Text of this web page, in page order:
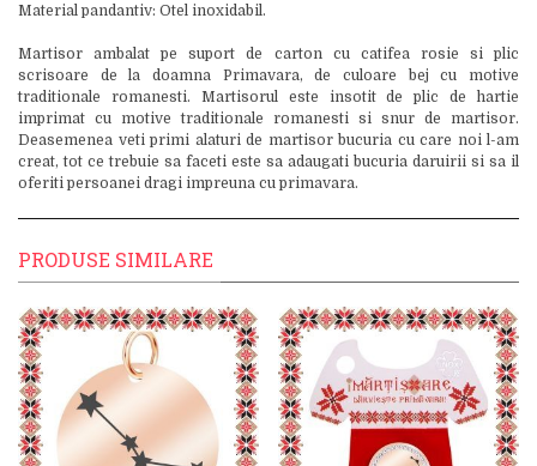
Material pandantiv: Otel inoxidabil.
Martisor ambalat pe suport de carton cu catifea rosie si plic
scrisoare de la doamna Primavara, de culoare bej cu motive
traditionale romanesti. Martisorul este insotit de plic de hartie
imprimat cu motive traditionale romanesti si snur de martisor.
Deasemenea veti primi alaturi de martisor bucuria cu care noi l-am
creat, tot ce trebuie sa faceti este sa adaugati bucuria daruirii si sa il
oferiti persoanei dragi impreuna cu primavara.
PRODUSE SIMILARE